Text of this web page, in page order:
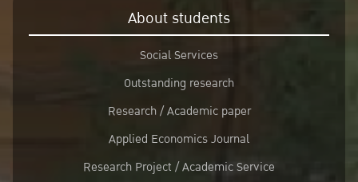
About students
Social Services
Outstanding research
Research / Academic paper
Applied Economics Journal
Research Project / Academic Service